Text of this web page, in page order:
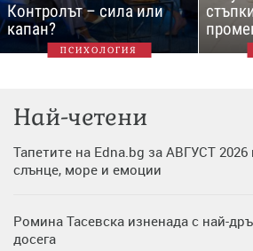
Контролът – сила или
капан?
ПСИХОЛОГИЯ
Най-четени
Тапетите на Edna.bg за АВГУСТ
слънце, море и емоции
Ромина Тасевска изненада с най-
досега